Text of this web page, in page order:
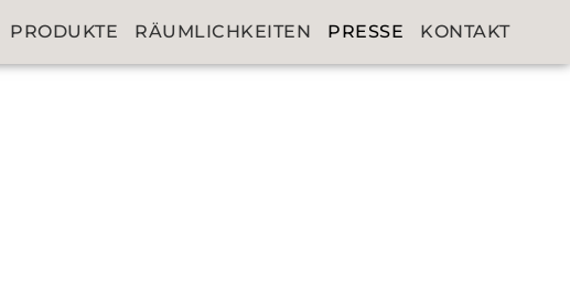
PRODUKTE RÄUMLICHKEITEN PRESSE KONTAKT